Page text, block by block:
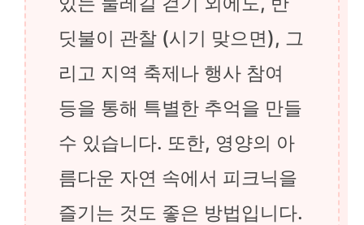
딧불이 관찰 (시기 맞으면), 그
리고 지역 축제나 행사 참여
등을 통해 특별한 추억을 만들
수 있습니다. 또한, 영양의 아
름다운 자연 속에서 피크닉을
즐기는 것도 좋은 방법입니다.